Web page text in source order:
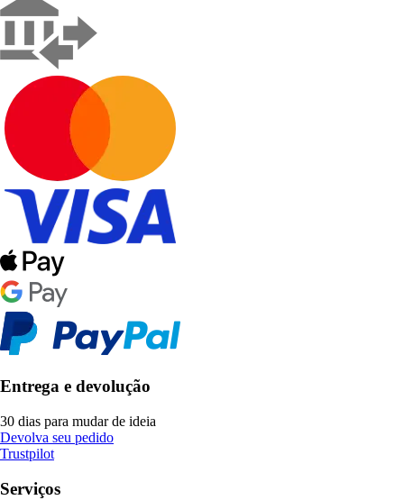
Entrega e devolução
30 dias para mudar de ideia
Devolva seu pedido
Trustpilot
Serviços